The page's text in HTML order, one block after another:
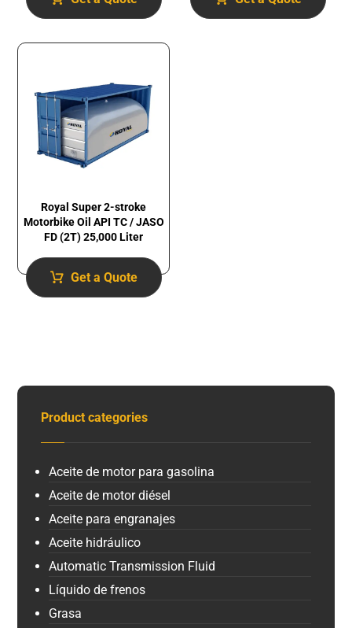
Royal Super 2-stroke
Motorbike Oil API TC / JASO
FD (2T) 25,000 Liter
Get a Quote
Product categories
Aceite de motor para gasolina
Aceite de motor diésel
Aceite para engranajes
Aceite hidráulico
Automatic Transmission Fluid
Líquido de frenos
Grasa